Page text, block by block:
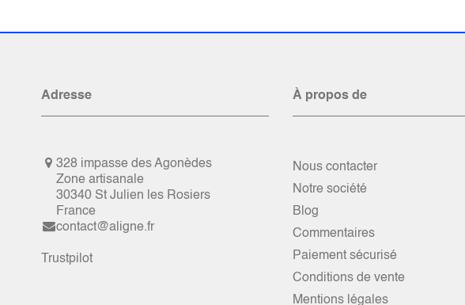
Adresse
328 impasse des Agonèdes
Zone artisanale
30340 St Julien les Rosiers
France
contact@aligne.fr
Trustpilot
À propos de
Nous contacter
Notre société
Blog
Commentaires
Paiement sécurisé
Conditions de vente
Mentions légales